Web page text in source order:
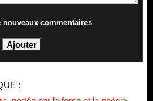
commentaires
: